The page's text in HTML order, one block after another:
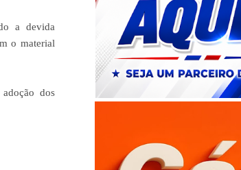
a devida
o material
dos